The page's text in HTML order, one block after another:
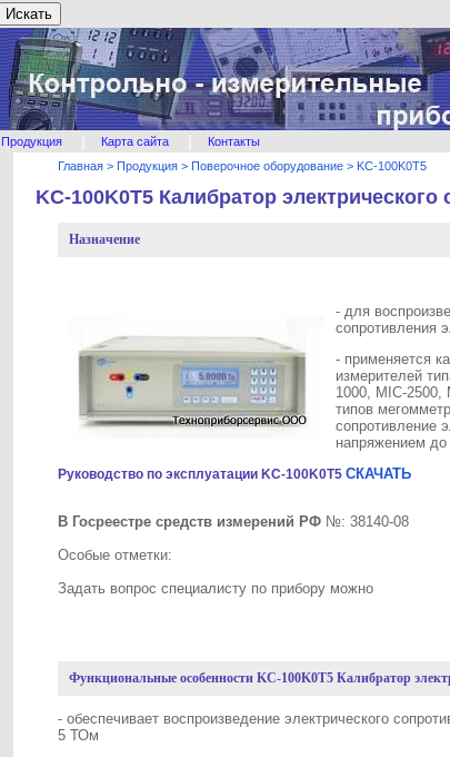
Продукция Карта сайта Контакты
Главная > Продукция > Поверочное оборудование > KC-100K0T5
KC-100K0T5 Калибратор электрического
Назначение
- для
сопротивления
- применяется
измерителей
1000, MIC-2500,
типов
сопротивление
напряжением до
Руководство по эксплуатации KC-100K0T5 СКАЧАТЬ
В Госреестре средств измерений РФ №: 38140-08
Особые отметки:
Задать вопрос специалисту по прибору можно
Функциональные особенности KC-100K0T5 Калибратор
- обеспечивает воспроизведение электрического
5 ТОм